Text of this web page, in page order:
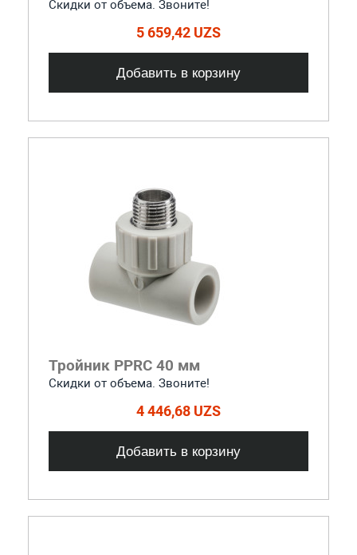
Скидки от объема. Звоните!
5 659,42 UZS
Добавить в корзину
Тройник PPRC 40 мм
Скидки от объема. Звоните!
4 446,68 UZS
Добавить в корзину